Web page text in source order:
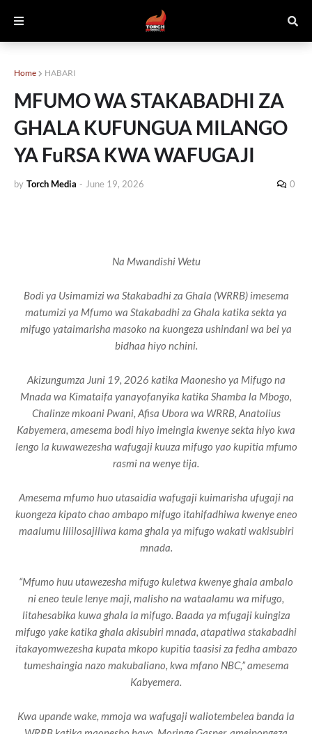
Home HABARI
MFUMO WA STAKABADHI ZA
GHALA KUFUNGUA MILANGO
YA FuRSA KWA WAFUGAJI
by Torch Media - June 19, 2026 0
Na Mwandishi Wetu
Bodi ya Usimamizi wa Stakabadhi za Ghala (WRRB) imesema
matumizi ya Mfumo wa Stakabadhi za Ghala katika sekta ya
mifugo yataimarisha masoko na kuongeza ushindani wa bei ya
bidhaa hiyo nchini.
Akizungumza Juni 19, 2026 katika Maonesho ya Mifugo na
Mnada wa Kimataifa yanayofanyika katika Shamba la Mbogo,
Chalinze mkoani Pwani, Afisa Ubora wa WRRB, Anatolius
Kabyemera, amesema bodi hiyo imeingia kwenye sekta hiyo kwa
lengo la kuwawezesha wafugaji kuuza mifugo yao kupitia mfumo
rasmi na wenye tija.
Amesema mfumo huo utasaidia wafugaji kuimarisha ufugaji na
kuongeza kipato chao ambapo mifugo itahifadhiwa kwenye eneo
maalumu lililosajiliwa kama ghala ya mifugo wakati wakisubiri
mnada.
“Mfumo huu utawezesha mifugo kuletwa kwenye ghala ambalo
ni eneo teule lenye maji, malisho na wataalamu wa mifugo,
litahesabika kuwa ghala la mifugo. Baada ya mfugaji kuingiza
mifugo yake katika ghala akisubiri mnada, atapatiwa stakabadhi
itakayomwezesha kupata mkopo kupitia taasisi za fedha ambazo
tumeshaingia nazo makubaliano, kwa mfano NBC,” amesema
Kabyemera.
Kwa upande wake, mmoja wa wafugaji waliotembelea banda la